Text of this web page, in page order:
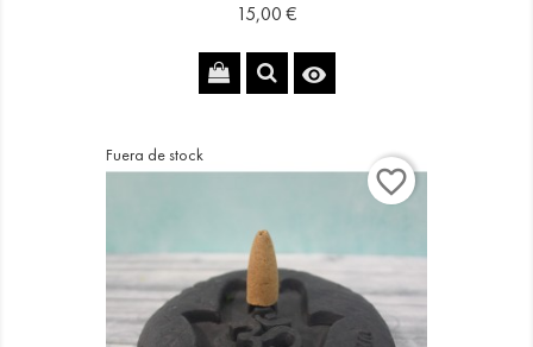
Precio
15,00 €

Fuera de stock
favorite_border